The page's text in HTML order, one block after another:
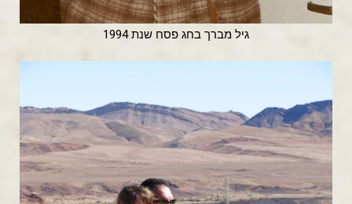
גיל מברך בחג פסח שנת 1994